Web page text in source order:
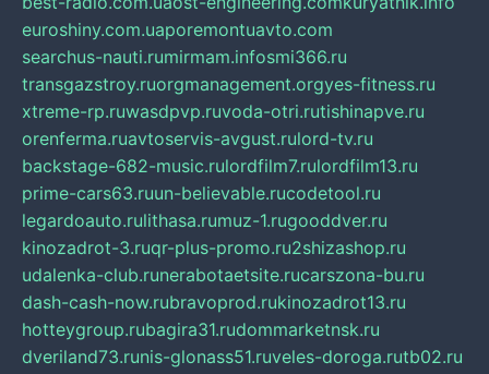
euroshiny.com.uaporemontuavto.com
searchus-nauti.rumirmam.infosmi366.ru
transgazstroy.ruorgmanagement.orgyes-fitness.ru
xtreme-rp.ruwasdpvp.ruvoda-otri.rutishinapve.ru
orenferma.ruavtoservis-avgust.rulord-tv.ru
backstage-682-music.rulordfilm7.rulordfilm13.ru
prime-cars63.ruun-believable.rucodetool.ru
legardoauto.rulithasa.rumuz-1.rugooddver.ru
kinozadrot-3.ruqr-plus-promo.ru2shizashop.ru
udalenka-club.runerabotaetsite.rucarszona-bu.ru
dash-cash-now.rubravoprod.rukinozadrot13.ru
hotteygroup.rubagira31.rudommarketnsk.ru
dveriland73.runis-glonass51.ruveles-doroga.rutb02.ru